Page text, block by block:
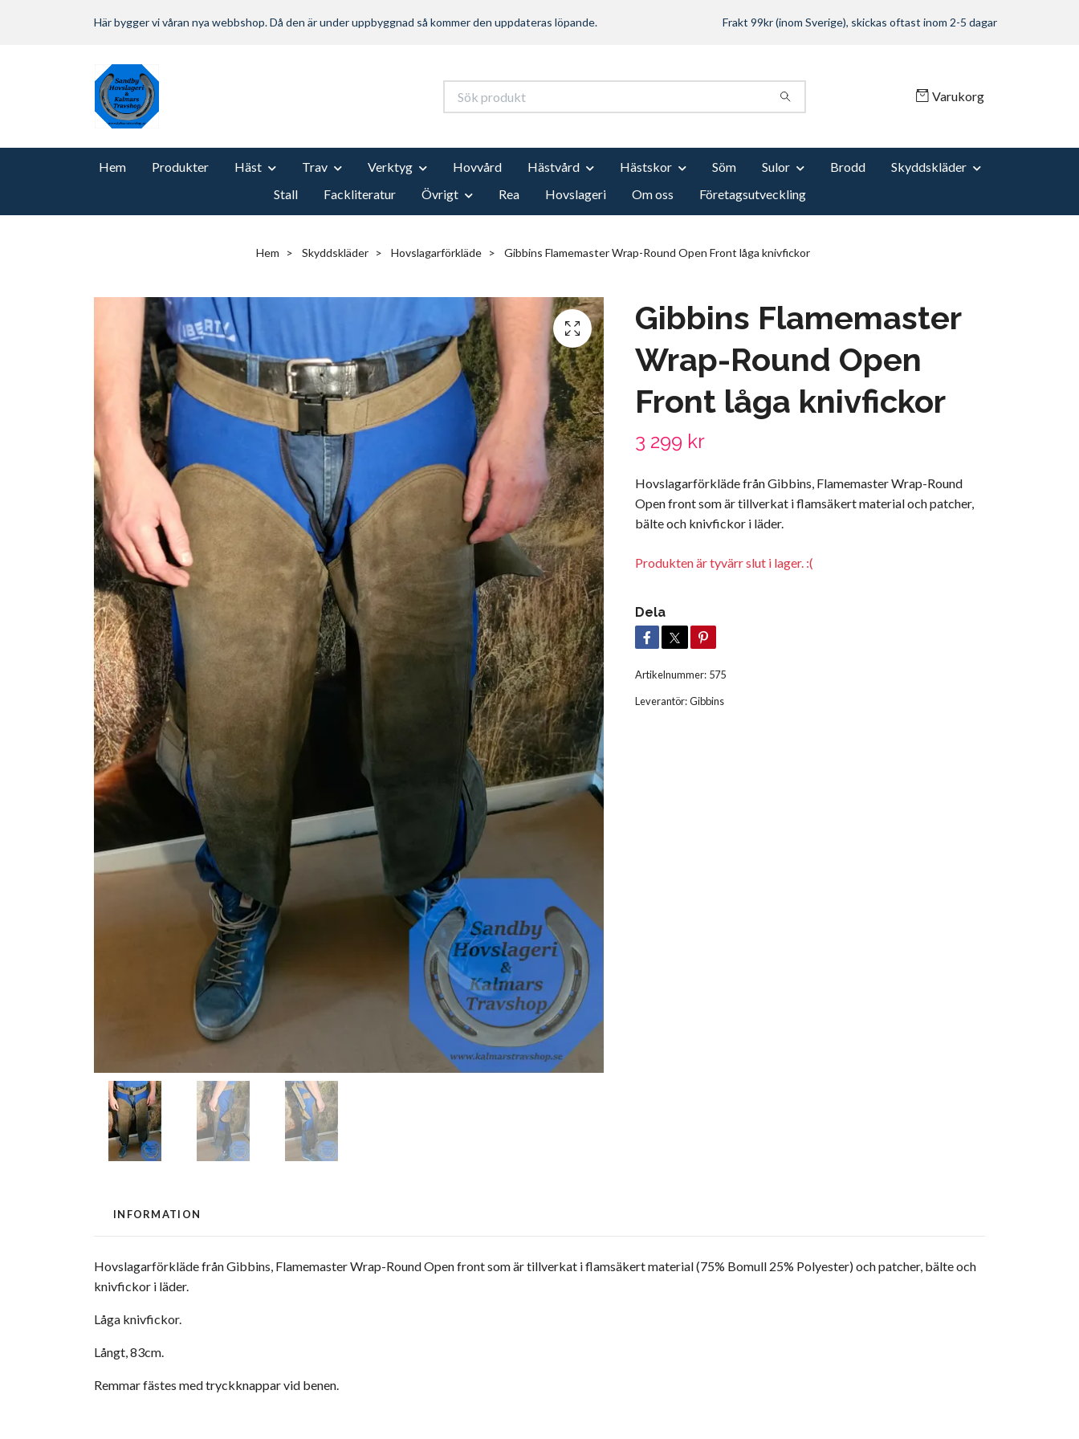
Här bygger vi våran nya webbshop. Då den är under uppbyggnad så kommer den uppdateras löpande. Frakt 99kr (inom Sverige), skickas oftast inom 2-5 dagar
Varukorg
Hem Produkter Häst Trav Verktyg Hovvård Hästvård Hästskor Söm Sulor Brodd
Skyddskläder
Stall
Fackliteratur Övrigt Rea Hovslageri Om oss Företagsutveckling
Hem Skyddskläder Hovslagarförkläde Gibbins Flamemaster Wrap-Round Open Front låga knivfickor
Gibbins Flamemaster
Wrap-Round Open
Front låga knivfickor
3 299 kr
Hovslagarförkläde från Gibbins, Flamemaster Wrap-Round
Open front som är tillverkat i flamsäkert material och patcher,
bälte och knivfickor i läder.
Produkten är tyvärr slut i lager. :(
Dela
Artikelnummer: 575
Leverantör:Gibbins
INFORMATION
Hovslagarförkläde från Gibbins, Flamemaster Wrap-Round Open front som är tillverkat i flamsäkert material (75% Bomull 25% Polyester) och patcher, bälte och
knivfickor i läder.
Låga knivfickor.
Långt, 83cm.
Remmar fästes med tryckknappar vid benen.